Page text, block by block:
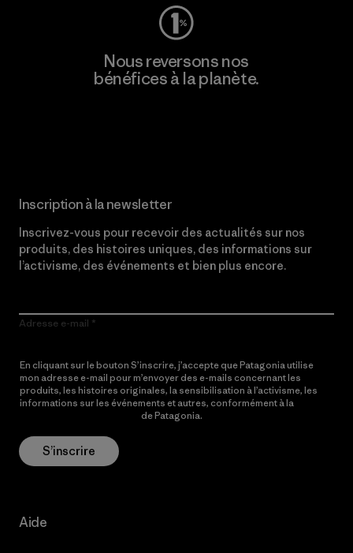
Nous reversons nos
bénéfices à la planète.
Inscription à la newsletter
Inscrivez-vous pour recevoir des actualités sur nos
produits, des histoires uniques, des informations sur
l’activisme, des événements et bien plus encore.
Adresse e-mail
En cliquant sur le bouton S’inscrire, j’accepte que Patagonia utilise
mon adresse e-mail pour m’envoyer des e-mails concernant les
produits, les histoires originales, la sensibilisation à l’activisme, les
informations sur les événements et autres, conformément à la
de Patagonia.
S’inscrire
Aide